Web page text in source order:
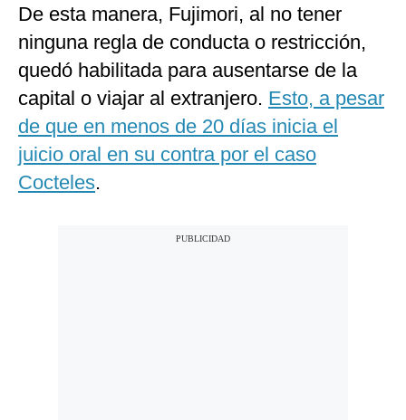
De esta manera, Fujimori, al no tener
ninguna regla de conducta o restricción,
quedó habilitada para ausentarse de la
capital o viajar al extranjero. Esto, a pesar
de que en menos de 20 días inicia el
juicio oral en su contra por el caso
Cocteles.